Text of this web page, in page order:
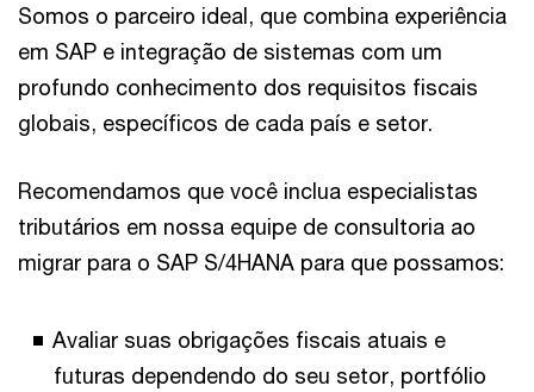
Somos o parceiro ideal, que combina experiência
em SAP e integração de sistemas com um
profundo conhecimento dos requisitos fiscais
globais, específicos de cada país e setor.
Recomendamos que você inclua especialistas
tributários em nossa equipe de consultoria ao
migrar para o SAP S/4HANA para que possamos:
Avaliar suas obrigações fiscais atuais e
futuras dependendo do seu setor, portfólio